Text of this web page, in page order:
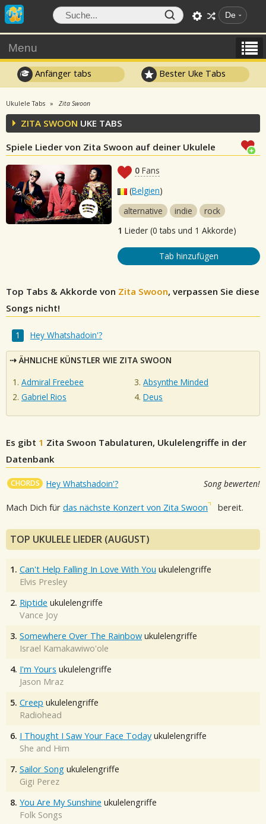
De
Menu
Anfänger tabs Bester Uke Tabs
Ukulele Tabs Zita Swoon
ZITA SWOON UKE TABS
Spiele Lieder von Zita Swoon auf deiner Ukulele
0 Fans
(Belgien)
alternative
indie
rock
1 Lieder (0 tabs und 1 Akkorde)
Tab hinzufügen
Top Tabs & Akkorde von Zita Swoon, verpassen Sie diese
Songs nicht!
Hey Whatshadoin'?
ÄHNLICHE KÜNSTLER WIE ZITA SWOON
Admiral Freebee
Gabriel Rios
Absynthe Minded
Deus
Es gibt 1 Zita Swoon Tabulaturen, Ukulelengriffe in der
Datenbank
CHORDS Hey Whatshadoin'? Song bewerten!
Mach Dich für das nächste Konzert von Zita Swoon bereit.
TOP UKULELE LIEDER (AUGUST)
1. Can't Help Falling In Love With You ukulelengriffe
Elvis Presley
2. Riptide ukulelengriffe
Vance Joy
3. Somewhere Over The Rainbow ukulelengriffe
Israel Kamakawiwo'ole
4. I'm Yours ukulelengriffe
Jason Mraz
5. Creep ukulelengriffe
Radiohead
6. I Thought I Saw Your Face Today ukulelengriffe
She and Him
7. Sailor Song ukulelengriffe
Gigi Perez
8. You Are My Sunshine ukulelengriffe
Folk Songs